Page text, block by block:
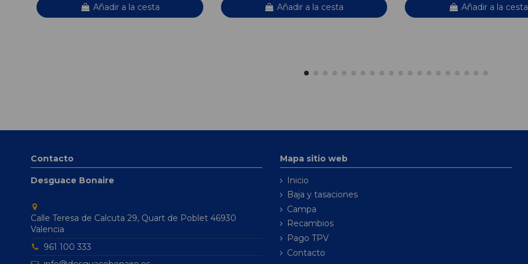
Añadir a la cesta Añadir a la cesta Añadir a la cesta
Contacto
Desguace Bonaire
Calle Teresa de Calcuta 29, Quart de Poblet 46930
Valencia
961 100 333
Mapa sitio web
Inicio
Baja y tasaciones
Campa
Recambios
Pago TPV
Contacto